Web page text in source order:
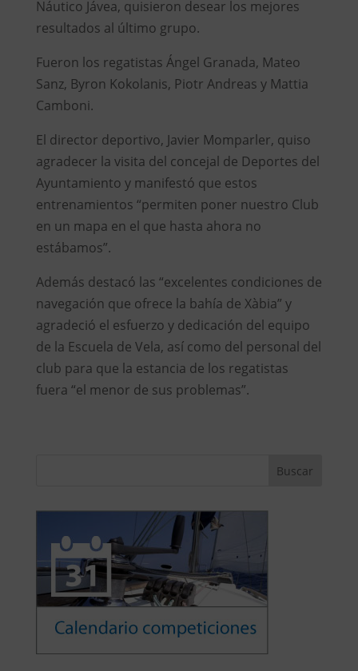
Náutico Jávea, quisieron desear los mejores
resultados al último grupo.
Fueron los regatistas Ángel Granada, Mateo
Sanz, Byron Kokolanis, Piotr Andreas y Mattia
Camboni.
El director deportivo, Javier Momparler, quiso
agradecer la visita del concejal de Deportes del
Ayuntamiento y manifestó que estos
entrenamientos “permiten poner nuestro Club
en un mapa en el que hasta ahora no
estábamos”.
Además destacó las “excelentes condiciones de
navegación que ofrece la bahía de Xàbia” y
agradeció el esfuerzo y dedicación del equipo
de la Escuela de Vela, así como del personal del
club para que la estancia de los regatistas
fuera “el menor de sus problemas”.